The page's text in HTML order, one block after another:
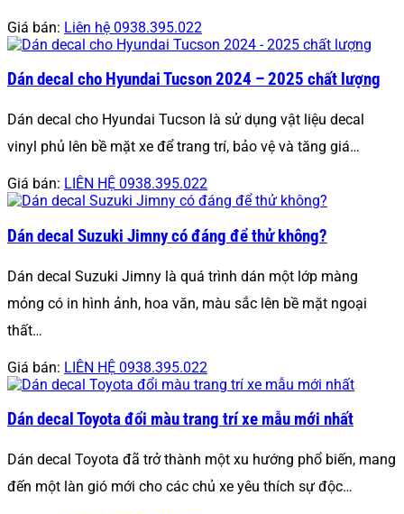
Giá bán: Liên hệ 0938.395.022
Dán decal cho Hyundai Tucson 2024 – 2025 chất lượng
Dán decal cho Hyundai Tucson là sử dụng vật liệu decal
vinyl phủ lên bề mặt xe để trang trí, bảo vệ và tăng giá…
Giá bán: LIÊN HỆ 0938.395.022
Dán decal Suzuki Jimny có đáng để thử không?
Dán decal Suzuki Jimny là quá trình dán một lớp màng
mỏng có in hình ảnh, hoa văn, màu sắc lên bề mặt ngoại
thất…
Giá bán: LIÊN HỆ 0938.395.022
Dán decal Toyota đổi màu trang trí xe mẫu mới nhất
Dán decal Toyota đã trở thành một xu hướng phổ biến, mang
đến một làn gió mới cho các chủ xe yêu thích sự độc…